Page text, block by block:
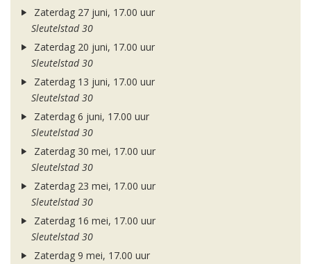
Zaterdag 27 juni, 17.00 uur
Sleutelstad 30
Zaterdag 20 juni, 17.00 uur
Sleutelstad 30
Zaterdag 13 juni, 17.00 uur
Sleutelstad 30
Zaterdag 6 juni, 17.00 uur
Sleutelstad 30
Zaterdag 30 mei, 17.00 uur
Sleutelstad 30
Zaterdag 23 mei, 17.00 uur
Sleutelstad 30
Zaterdag 16 mei, 17.00 uur
Sleutelstad 30
Zaterdag 9 mei, 17.00 uur